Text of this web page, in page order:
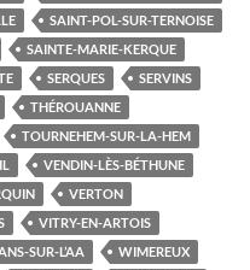
SAINT-POL-SUR-TERNOISE
SAINTE-MARIE-KERQUE
SERQUES
SERVINS
THÉROUANNE
TOURNEHEM-SUR-LA-HEM
VENDIN-LÈS-BÉTHUNE
VERTON
VITRY-EN-ARTOIS
SUR-L’AA
WIMEREUX